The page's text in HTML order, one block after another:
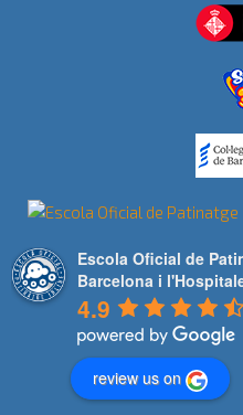
Escola Oficial de
Barcelona i
4.9
review us on